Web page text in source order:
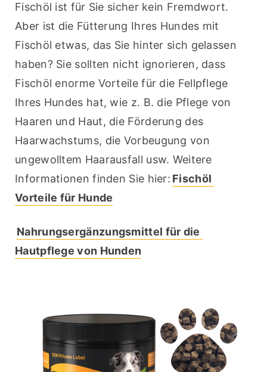
Fischöl ist für Sie sicher kein Fremdwort.
Aber ist die Fütterung Ihres Hundes mit
Fischöl etwas, das Sie hinter sich gelassen
haben? Sie sollten nicht ignorieren, dass
Fischöl enorme Vorteile für die Fellpflege
Ihres Hundes hat, wie z. B. die Pflege von
Haaren und Haut, die Förderung des
Haarwachstums, die Vorbeugung von
ungewolltem Haarausfall usw. Weitere
Informationen finden Sie hier: Fischöl
Vorteile für Hunde
Nahrungsergänzungsmittel für die
Hautpflege von Hunden